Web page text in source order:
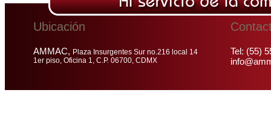
Ubicación
AMMAC, Plaza Insurgentes Sur no.216 local 14
1er piso, Oficina 1, C.P. 06700, CDMX
Tel: (55)